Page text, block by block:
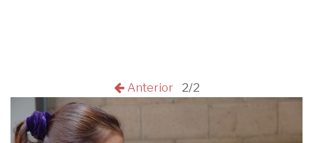
Anterior 2/2